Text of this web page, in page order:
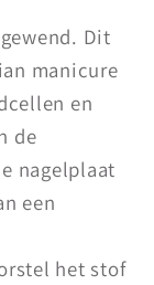
Dit
manicure
en
de
nagelplaat
een
het stof